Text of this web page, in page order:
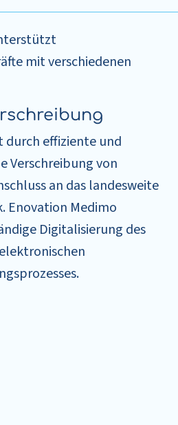
mit verschiedenen
durch effiziente und
Verschreibung von
an das landesweite
Enovation Medimo
Digitalisierung des